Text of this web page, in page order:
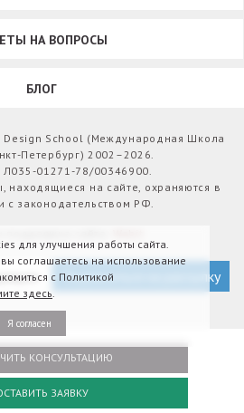
НА ВОПРОСЫ
БЛОГ
School (Международная Школа
Петербург) 2002–2026.
01271-78/00346900.
находящиеся на сайте, охраняются в
с законодательством РФ.
Подписаться на рассылку
КОНСУЛЬТАЦИЮ
ЗАЯВКУ
для улучшения работы сайта.
соглашаетесь на использование
с Политикой
здесь.
Я согласен